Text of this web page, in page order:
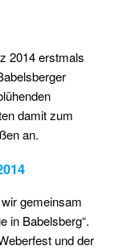
2014 erstmals
damit zum
an.
gemeinsam
in Babelsberg“.
und der